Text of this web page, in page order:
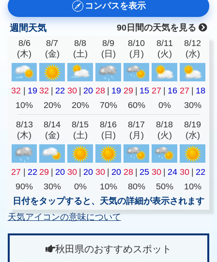
コンパスを表示
週間天気
90日間の天気を見る
8/6
(木)
8/7
(金)
8/8
(土)
8/9
(日)
8/10
(月)
8/11
(火)
8/12
(水)
32 | 19 32 | 22 30 | 20 28 | 19 29 | 15 27 | 16 27 | 18
10%
20% 20% 70% 60% 0% 30%
8/13
(木)
8/14
(金)
8/15
(土)
8/16
(日)
8/17
(月)
8/18
(火)
8/19
(水)
27 | 22 29 | 20 30 | 20 30 | 20 28 | 25 30 | 24 30 | 22
90%
30% 0% 10% 80% 50%
10%
日付をタップすると、天気の詳細が表示されます
天気アイコンの意味について
秋田県のおすすめスポット